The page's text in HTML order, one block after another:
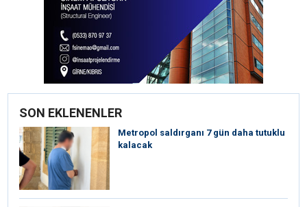
SON EKLENENLER
Metropol saldırganı 7 gün daha tutuklu
kalacak